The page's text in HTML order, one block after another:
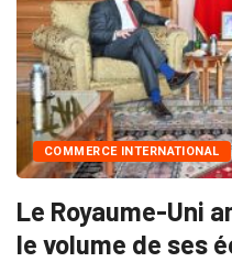
COMMERCE INTERNATIONAL
Le Royaume-Uni
le volume de ses